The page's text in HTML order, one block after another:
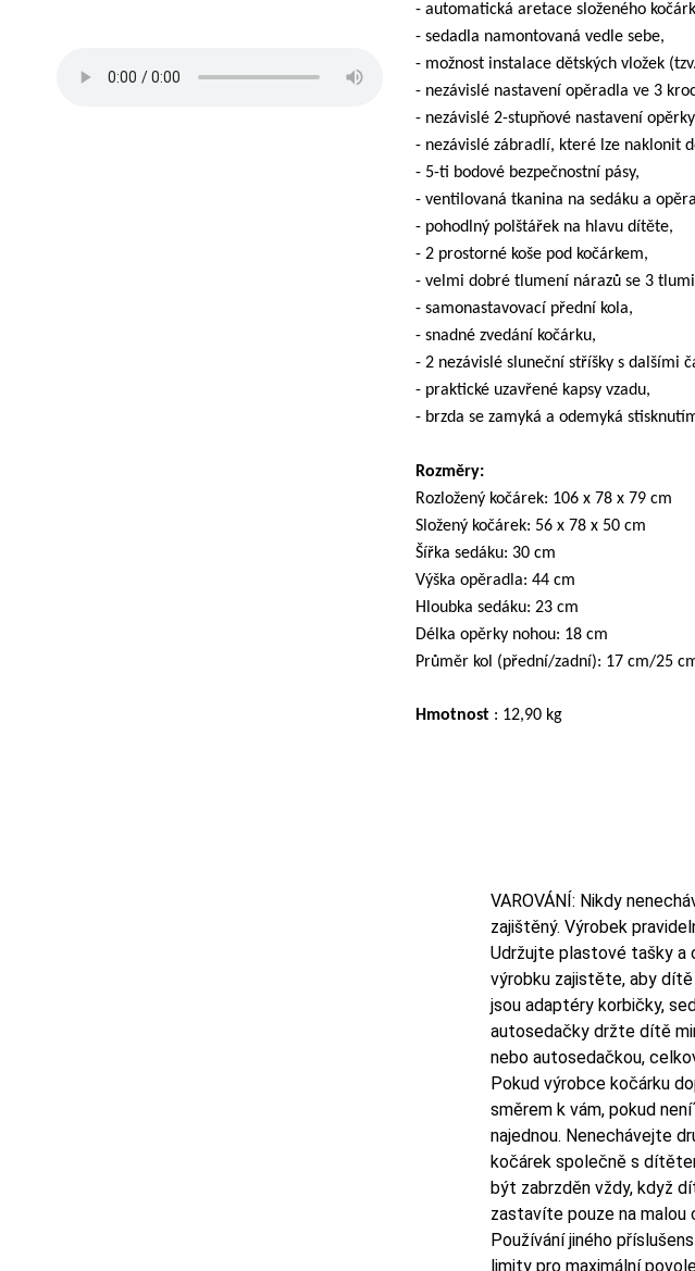
- automatická aretace složeného
- sedadla namontovaná vedle sebe,
- možnost instalace dětských vložek
- nezávislé nastavení opěradla ve 3
- nezávislé 2-stupňové nastavení
- nezávislé zábradlí, které lze naklonit
- 5-ti bodové bezpečnostní pásy,
- ventilovaná tkanina na sedáku a
- pohodlný polštářek na hlavu dítěte,
- 2 prostorné koše pod kočárkem,
- velmi dobré tlumení nárazů se 3
- samonastavovací přední kola,
- snadné zvedání kočárku,
- 2 nezávislé sluneční stříšky s dalšími
- praktické uzavřené kapsy vzadu,
- brzda se zamyká a odemyká
Rozměry:
Rozložený kočárek: 106 x 78 x 79 cm
Složený kočárek: 56 x 78 x 50 cm
Šířka sedáku: 30 cm
Výška opěradla: 44 cm
Hloubka sedáku: 23 cm
Délka opěrky nohou: 18 cm
Průměr kol (přední/zadní): 17 cm/25
Hmotnost : 12,90 kg
VAROVÁNÍ: Nikdy
zajištěný. Výrobek
Udržujte plastové tašky a
výrobku zajistěte, aby
jsou adaptéry korbičky,
autosedačky držte dítě
nebo autosedačkou,
Pokud výrobce kočárku
směrem k vám, pokud
najednou. Nenechávejte
kočárek společně s
být zabrzděn vždy, když
zastavíte pouze na malou
Používání jiného
limity pro maximální